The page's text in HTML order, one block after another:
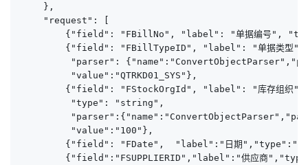
    },
    "request": [
{"field": "FBillNo", "label": "单据编号",
{"field": "FBillTypeID", "label": "单据类型
"parser":
         "value":"QTRKD01_SYS"},
{"field": "FStockOrgId", "label": "库存组织
         "type": "string",
         "value":"100"},
{"field": "FDate",  "label":"日期
{"field":"FSUPPLIERID","label":"供应商